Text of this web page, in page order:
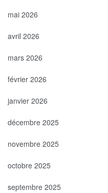
mai 2026
avril 2026
mars 2026
février 2026
janvier 2026
décembre 2025
novembre 2025
octobre 2025
septembre 2025